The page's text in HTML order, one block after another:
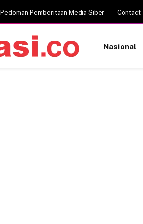
Pedoman Pemberitaan Media Siber Contact
Nasional